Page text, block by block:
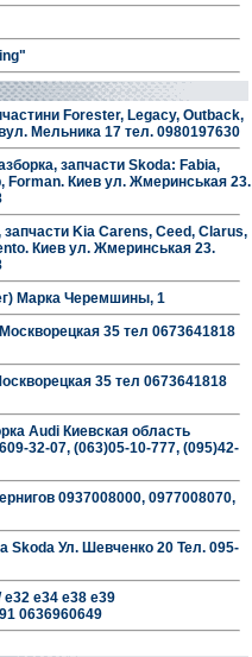
Forester, Legacy, Outback,
Мельника 17 тел. 0980197630
запчасти Skoda: Fabia,
Forman. Киев ул. Жмеринськая 23.
Kia Carens, Ceed, Clarus,
Киев ул. Жмеринськая 23.
Марка Черемшины, 1
35 тел 0673641818
35 тел 0673641818
Audi Киевская область
32-07, (063)05-10-777, (095)42-
0937008000, 0977008070,
Skoda Ул. Шевченко 20 Тел. 095-
е34 е38 е39
0636960649